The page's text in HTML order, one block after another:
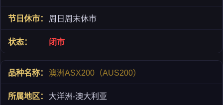
周日周末休市
闭市
澳洲ASX200（AUS200）
大洋洲-澳大利亚